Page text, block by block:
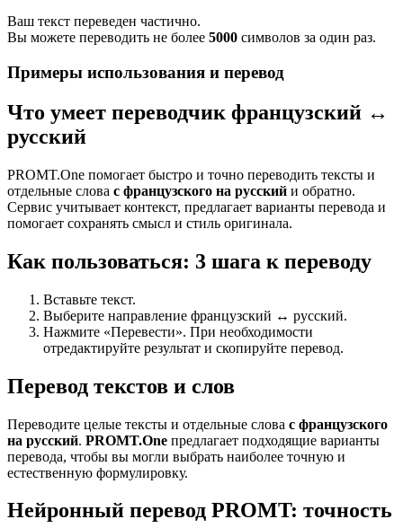
Ваш текст переведен частично.
Вы можете переводить не более 5000 символов за один раз.
Примеры использования и перевод
Что умеет переводчик французский ↔
русский
PROMT.One помогает быстро и точно переводить тексты и
отдельные слова с французского на русский и обратно.
Сервис учитывает контекст, предлагает варианты перевода и
помогает сохранять смысл и стиль оригинала.
Как пользоваться: 3 шага к переводу
Вставьте текст.
Выберите направление французский ↔ русский.
Нажмите «Перевести». При необходимости
отредактируйте результат и скопируйте перевод.
Перевод текстов и слов
Переводите целые тексты и отдельные слова с французского
на русский. PROMT.One предлагает подходящие варианты
перевода, чтобы вы могли выбрать наиболее точную и
естественную формулировку.
Нейронный перевод PROMT: точность